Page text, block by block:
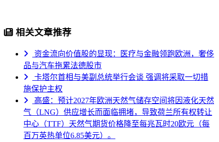
相关文章推荐
资金流向价值股的显现：医疗与金融领跑欧洲，奢侈
品与汽车拖累法德股市
卡塔尔首相与美副总统举行会谈 强调将采取一切措
施保护主权
高盛：预计2027年欧洲天然气储存空间将因液化天然
气（LNG）供应增长而面临拥堵，导致荷兰所有权转让
中心（TTF）天然气期货价格降至每兆瓦时20欧元（每
百万英热单位6.85美元）。